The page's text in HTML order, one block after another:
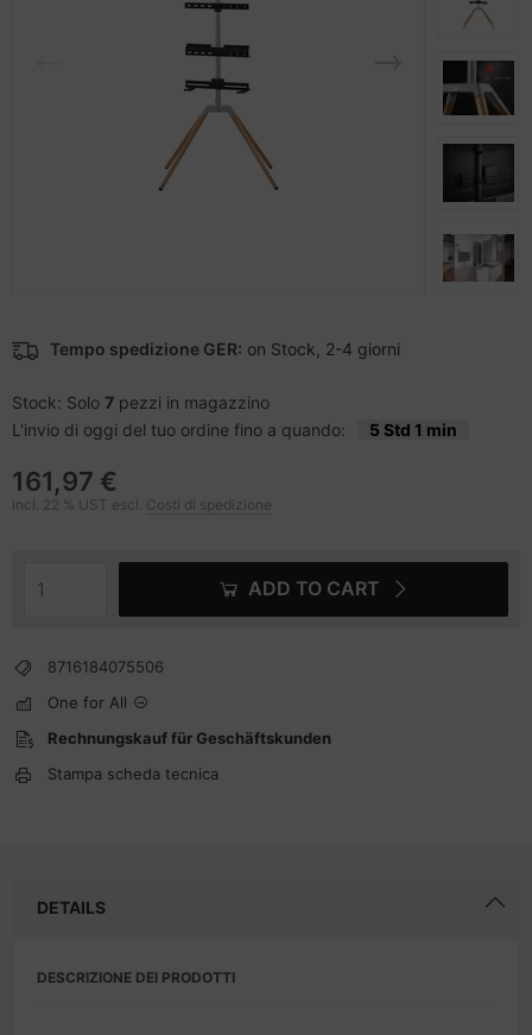
Tempo spedizione GER: on Stock, 2-4 giorni
Stock: Solo 7 pezzi in magazzino
L'invio di oggi del tuo ordine fino a quando:
5 Std 1 min
161,97 €
incl. 22 % UST escl. Costi di spedizione
ADD TO CART
8716184075506
One for All
Rechnungskauf für Geschäftskunden
Stampa scheda tecnica
DETAILS
DESCRIZIONE DEI PRODOTTI
/ Schnittstellen
madri
e dischi rigidi
Mainboards
Netzwerkgeräte
per accessori